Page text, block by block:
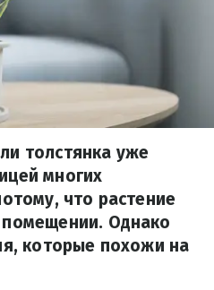
толстянка уже
многих
что растение
Однако
которые похожи на